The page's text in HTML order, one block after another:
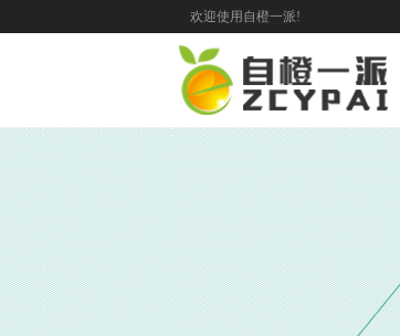
欢迎使用自橙一派!